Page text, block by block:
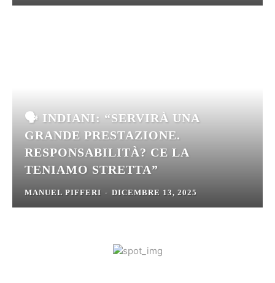
🗣️ INDIANI: “SERVIRÀ UNA
GRANDE PRESTAZIONE.
RESPONSABILITÀ? CE LA
TENIAMO STRETTA”
MANUEL PIFFERI - DICEMBRE 13, 2025